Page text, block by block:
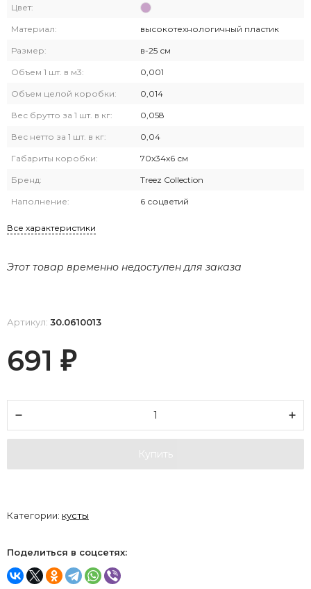
Цвет:
Материал: высокотехнологичный пластик
Размер: в-25 см
Объем 1 шт. в м3: 0,001
Объем целой коробки: 0,014
Вес брутто за 1 шт. в кг: 0,058
Вес нетто за 1 шт. в кг: 0,04
Габариты коробки: 70х34х6 см
Бренд: Treez Collection
Наполнение: 6 соцветий
Все характеристики
Этот товар временно недоступен для заказа
Артикул: 30.0610013
691 ₽
Купить
Категории: кусты
Поделиться в соцсетях: